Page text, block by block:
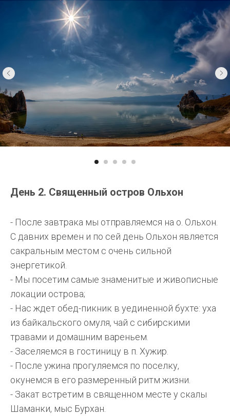
День 2. Священный остров Ольхон
- После завтрака мы отправляемся на о. Ольхон.
С давних времен и по сей день Ольхон является
сакральным местом с очень сильной
энергетикой.
- Мы посетим самые знаменитые и живописные
локации острова;
- Нас ждет обед-пикник в уединенной бухте: уха
из байкальского омуля, чай с сибирскими
травами и домашним вареньем.
- Заселяемся в гостиницу в п. Хужир.
- После ужина прогуляемся по поселку,
окунемся в его размеренный ритм жизни.
- Закат встретим в священном месте у скалы
Шаманки, мыс Бурхан.